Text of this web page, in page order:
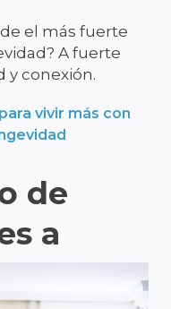
de el más fuerte
A fuerte
y conexión.
vivir más con
de
a